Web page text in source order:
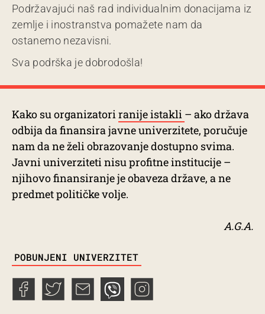
Podržavajući naš rad individualnim donacijama iz
zemlje i inostranstva pomažete nam da
ostanemo nezavisni.
Sva podrška je dobrodošla!
Kako su organizatoriranije istakli – ako država
odbija da finansira javne univerzitete, poručuje
nam da ne želi obrazovanje dostupno svima.
Javni univerziteti nisu profitne institucije –
njihovo finansiranje je obaveza države, a ne
predmet političke volje.
A.G.A.
POBUNJENI UNIVERZITET